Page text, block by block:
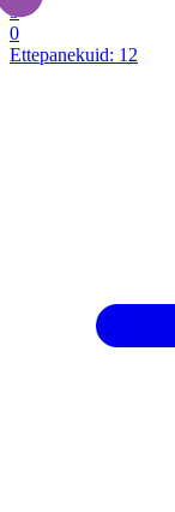
3
0
Ettepanekuid: 12